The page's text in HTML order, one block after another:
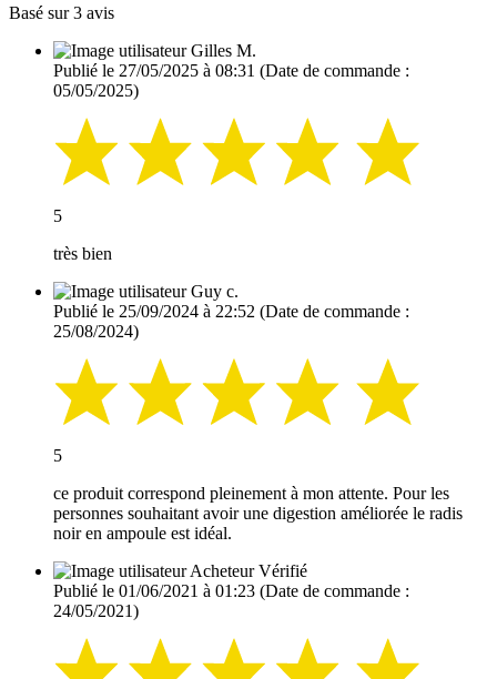
Basé sur 3 avis
Gilles M.
Publié le 27/05/2025 à 08:31 (Date de commande :
05/05/2025)
5
très bien
Guy c.
Publié le 25/09/2024 à 22:52 (Date de commande :
25/08/2024)
5
ce produit correspond pleinement à mon attente. Pour les
personnes souhaitant avoir une digestion améliorée le radis
noir en ampoule est idéal.
Acheteur Vérifié
Publié le 01/06/2021 à 01:23 (Date de commande :
24/05/2021)